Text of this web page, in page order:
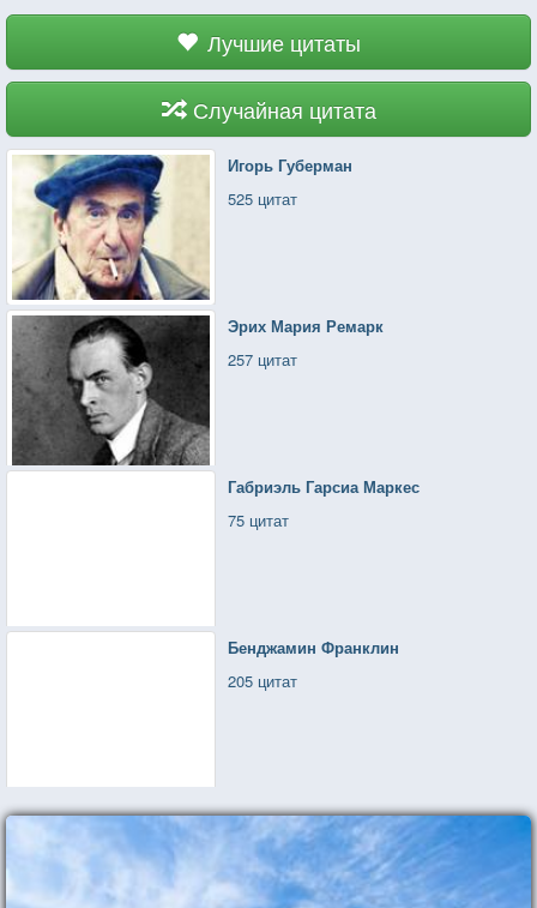
Лучшие цитаты
Случайная цитата
Игорь Губерман
525 цитат
Эрих Мария Ремарк
257 цитат
Габриэль Гарсиа Маркес
75 цитат
Бенджамин Франклин
205 цитат